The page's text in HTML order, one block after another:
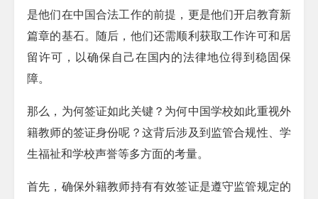
是他们在中国合法工作的前提，更是他们开启教育新
篇章的基石。随后，他们还需顺利获取工作许可和居
留许可，以确保自己在国内的法律地位得到稳固保
障。
那么，为何签证如此关键？为何中国学校如此重视外
籍教师的签证身份呢？这背后涉及到监管合规性、学
生福祉和学校声誉等多方面的考量。
首先，确保外籍教师持有有效签证是遵守监管规定的